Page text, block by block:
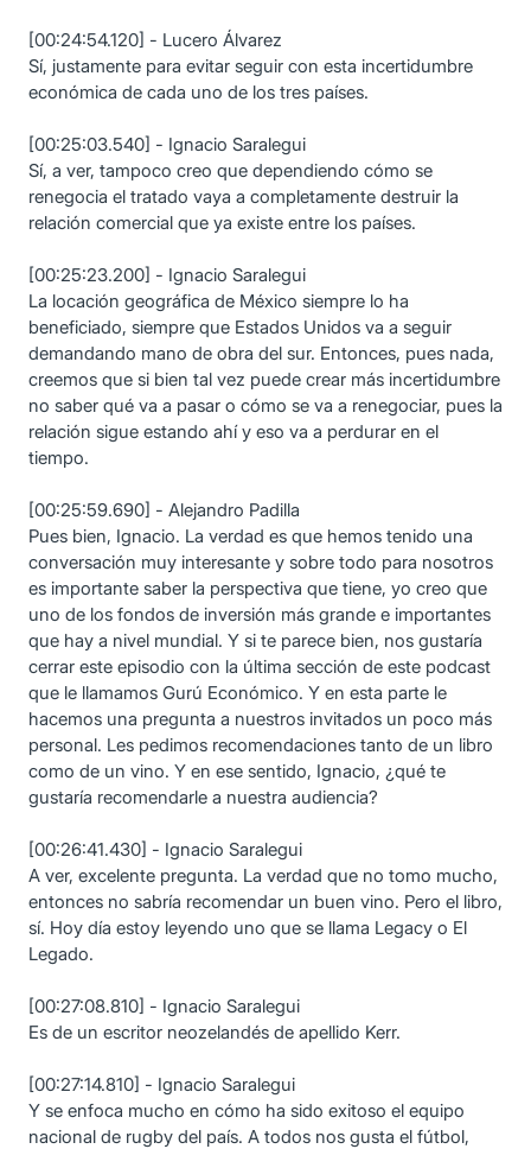
[00:24:54.120] - Lucero Álvarez
Sí, justamente para evitar seguir con esta incertidumbre
económica de cada uno de los tres países.
[00:25:03.540] - Ignacio Saralegui
Sí, a ver, tampoco creo que dependiendo cómo se
renegocia el tratado vaya a completamente destruir la
relación comercial que ya existe entre los países.
[00:25:23.200] - Ignacio Saralegui
La locación geográfica de México siempre lo ha
beneficiado, siempre que Estados Unidos va a seguir
demandando mano de obra del sur. Entonces, pues nada,
creemos que si bien tal vez puede crear más incertidumbre
no saber qué va a pasar o cómo se va a renegociar, pues la
relación sigue estando ahí y eso va a perdurar en el
tiempo.
[00:25:59.690] - Alejandro Padilla
Pues bien, Ignacio. La verdad es que hemos tenido una
conversación muy interesante y sobre todo para nosotros
es importante saber la perspectiva que tiene, yo creo que
uno de los fondos de inversión más grande e importantes
que hay a nivel mundial. Y si te parece bien, nos gustaría
cerrar este episodio con la última sección de este podcast
que le llamamos Gurú Económico. Y en esta parte le
hacemos una pregunta a nuestros invitados un poco más
personal. Les pedimos recomendaciones tanto de un libro
como de un vino. Y en ese sentido, Ignacio, ¿qué te
gustaría recomendarle a nuestra audiencia?
[00:26:41.430] - Ignacio Saralegui
A ver, excelente pregunta. La verdad que no tomo mucho,
entonces no sabría recomendar un buen vino. Pero el libro,
sí. Hoy día estoy leyendo uno que se llama Legacy o El
Legado.
[00:27:08.810] - Ignacio Saralegui
Es de un escritor neozelandés de apellido Kerr.
[00:27:14.810] - Ignacio Saralegui
Y se enfoca mucho en cómo ha sido exitoso el equipo
nacional de rugby del país. A todos nos gusta el fútbol,